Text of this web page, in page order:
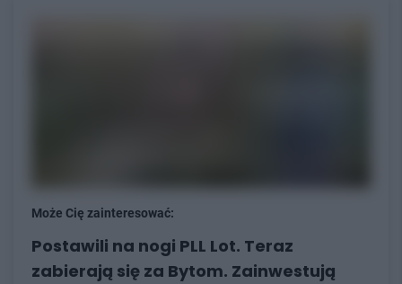
Może Cię zainteresować:
Postawili na nogi PLL Lot. Teraz
zabierają się za Bytom. Zainwestują